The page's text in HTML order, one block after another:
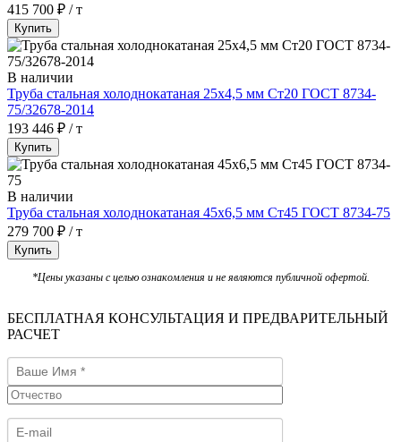
415 700 ₽ / т
Купить
В наличии
Труба стальная холоднокатаная 25х4,5 мм Ст20 ГОСТ 8734-
75/32678-2014
193 446 ₽ / т
Купить
В наличии
Труба стальная холоднокатаная 45х6,5 мм Ст45 ГОСТ 8734-75
279 700 ₽ / т
Купить
*Цены указаны с целью ознакомления и не являются публичной офертой.
БЕСПЛАТНАЯ КОНСУЛЬТАЦИЯ И ПРЕДВАРИТЕЛЬНЫЙ
РАСЧЕТ